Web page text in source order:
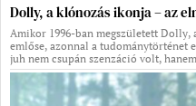
Dolly, a klónozás ikonja – az
Amikor 1996-ban megszületett
emlőse, azonnal a tudománytörténet
juh nem csupán szenzáció volt,